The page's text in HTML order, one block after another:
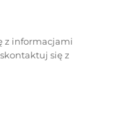
z informacjami
się z